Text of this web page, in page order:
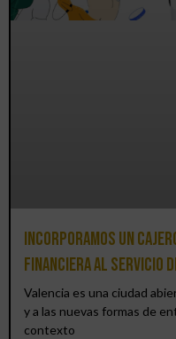
Incorporamos un
financiera al servicio
Valencia es una ciudad
y a las nuevas formas de
contexto